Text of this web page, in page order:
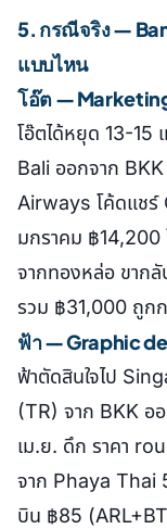
5. กรณีจริง —
แบบไหน
โอ๊ต —
โอ๊ตได้หยุด 13-15
Bali ออกจาก
Airways โค้ดแชร์
มกราคม ฿14,200
จากทองหล่อ ขาก
รวม ฿31,000 ถูก
ฟ้า — Graphic
ฟ้าตัดสินใจไป
(TR) จาก BKK อ
เม.ย. ดึก ราคา
จาก Phaya Thai
บิน ฿85